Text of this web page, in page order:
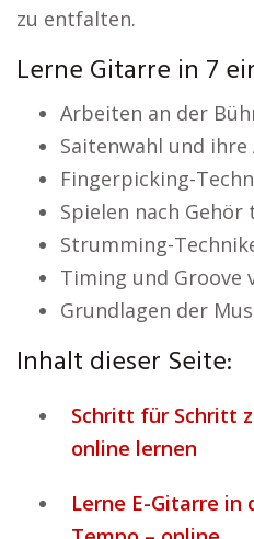
zu entfalten.
Lerne Gitarre in 7
Arbeiten an der
Saitenwahl und
Fingerpicking-
Spielen nach
Strumming-
Timing und Groove
Grundlagen der
Inhalt dieser Seite:
Schritt für Schritt
online lernen
Lerne E-Gitarre in